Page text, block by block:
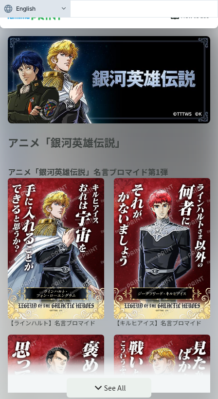
How to use
アニメ「銀河英雄伝説」
アニメ「銀河英雄伝説」名言ブロマイド第1弾
【ラインハルト】名言ブロマイド 【キルヒアイス】名言ブロマイド
See All
English